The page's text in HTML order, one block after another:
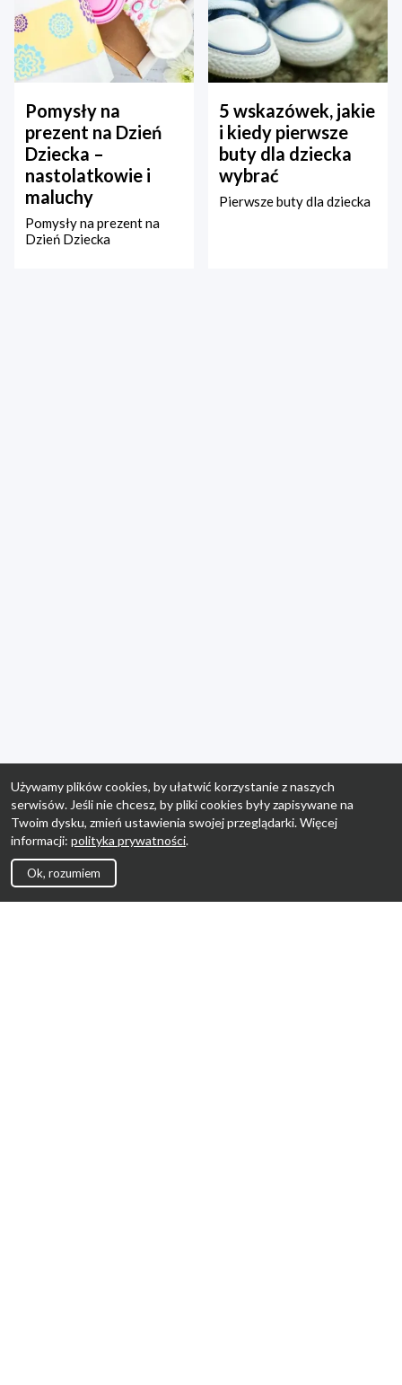
Pomysły na
prezent na Dzień
Dziecka –
nastolatkowie i
maluchy
Pomysły na prezent na
Dzień Dziecka
5 wskazówek, jakie
i kiedy pierwsze
buty dla dziecka
wybrać
Pierwsze buty dla dziecka
Używamy plików cookies, by ułatwić korzystanie z naszych
serwisów. Jeśli nie chcesz, by pliki cookies były zapisywane na
Twoim dysku, zmień ustawienia swojej przeglądarki. Więcej
informacji: polityka prywatności.
Ok, rozumiem